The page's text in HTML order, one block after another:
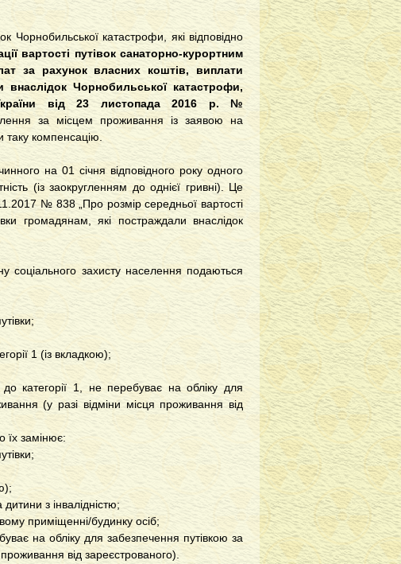
Чорнобильської катастрофи, які відповідно
вартості путівок санаторно-курортним
за рахунок власних коштів, виплати
внаслідок Чорнобильської катастрофи,
України від 23 листопада 2016 р. №
за місцем проживання із заявою на
таку компенсацію.
на 01 січня відповідного року одного
(із заокругленням до однієї гривні). Це
№ 838 „Про розмір середньої вартості
громадянам, які постраждали внаслідок
захисту населення подаються
1 (із вкладкою);
1, не перебуває на обліку для
(у разі відміни місця проживання від
їх замінює:
з інвалідністю;
приміщенні/будинку осіб;
на обліку для забезпечення путівкою за
від зареєстрованого).